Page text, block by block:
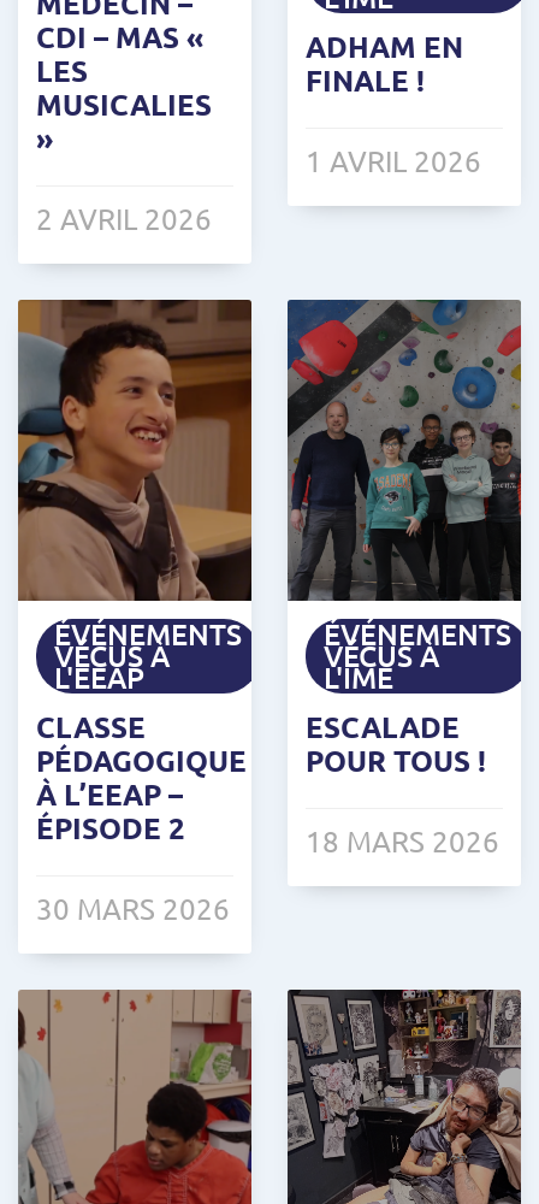
CDI – MAS «
LES
MUSICALIES
»
2 AVRIL 2026
ADHAM EN
FINALE !
1 AVRIL 2026
ÉVÉNEMENTS
VÉCUS À
L'EEAP
CLASSE
PÉDAGOGIQUE
À L’EEAP –
ÉPISODE 2
30 MARS 2026
ÉVÉNEMENTS
VÉCUS À
L'IME
ESCALADE
POUR TOUS !
18 MARS 2026